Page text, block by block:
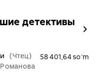
детективы
(Чтец)
Романова
58 401,64 soʻm